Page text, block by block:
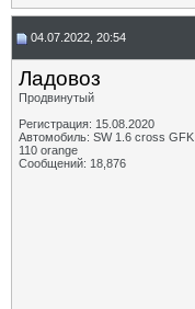
04.07.2022, 20:54
Ладовоз
Продвинутый
Регистрация: 15.08.2020
Автомобиль: SW 1.6 cross GFK
110 orange
Сообщений: 18,876